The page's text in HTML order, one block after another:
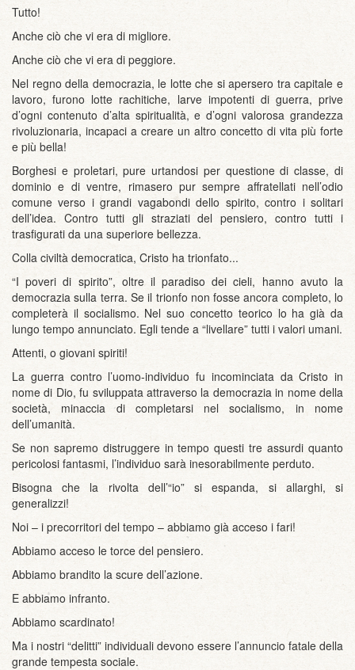
Tutto!
Anche ciò che vi era di migliore.
Anche ciò che vi era di peggiore.
Nel regno della democrazia, le lotte che si apersero tra capitale e
lavoro, furono lotte rachitiche, larve impotenti di guerra, prive
d’ogni contenuto d’alta spiritualità, e d’ogni valorosa grandezza
rivoluzionaria, incapaci a creare un altro concetto di vita più forte
e più bella!
Borghesi e proletari, pure urtandosi per questione di classe, di
dominio e di ventre, rimasero pur sempre affratellati nell’odio
comune verso i grandi vagabondi dello spirito, contro i solitari
dell’idea. Contro tutti gli straziati del pensiero, contro tutti i
trasfigurati da una superiore bellezza.
Colla civiltà democratica, Cristo ha trionfato...
“I poveri di spirito”, oltre il paradiso dei cieli, hanno avuto la
democrazia sulla terra. Se il trionfo non fosse ancora completo, lo
completerà il socialismo. Nel suo concetto teorico lo ha già da
lungo tempo annunciato. Egli tende a “livellare” tutti i valori umani.
Attenti, o giovani spiriti!
La guerra contro l’uomo-individuo fu incominciata da Cristo in
nome di Dio, fu sviluppata attraverso la democrazia in nome della
società, minaccia di completarsi nel socialismo, in nome
dell’umanità.
Se non sapremo distruggere in tempo questi tre assurdi quanto
pericolosi fantasmi, l’individuo sarà inesorabilmente perduto.
Bisogna che la rivolta dell’“io” si espanda, si allarghi, si
generalizzi!
Noi – i precorritori del tempo – abbiamo già acceso i fari!
Abbiamo acceso le torce del pensiero.
Abbiamo brandito la scure dell’azione.
E abbiamo infranto.
Abbiamo scardinato!
Ma i nostri “delitti” individuali devono essere l’annuncio fatale della
grande tempesta sociale.